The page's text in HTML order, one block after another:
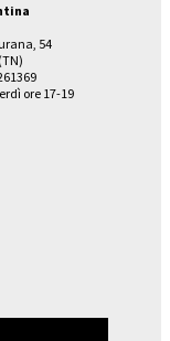
54
ore 17-19